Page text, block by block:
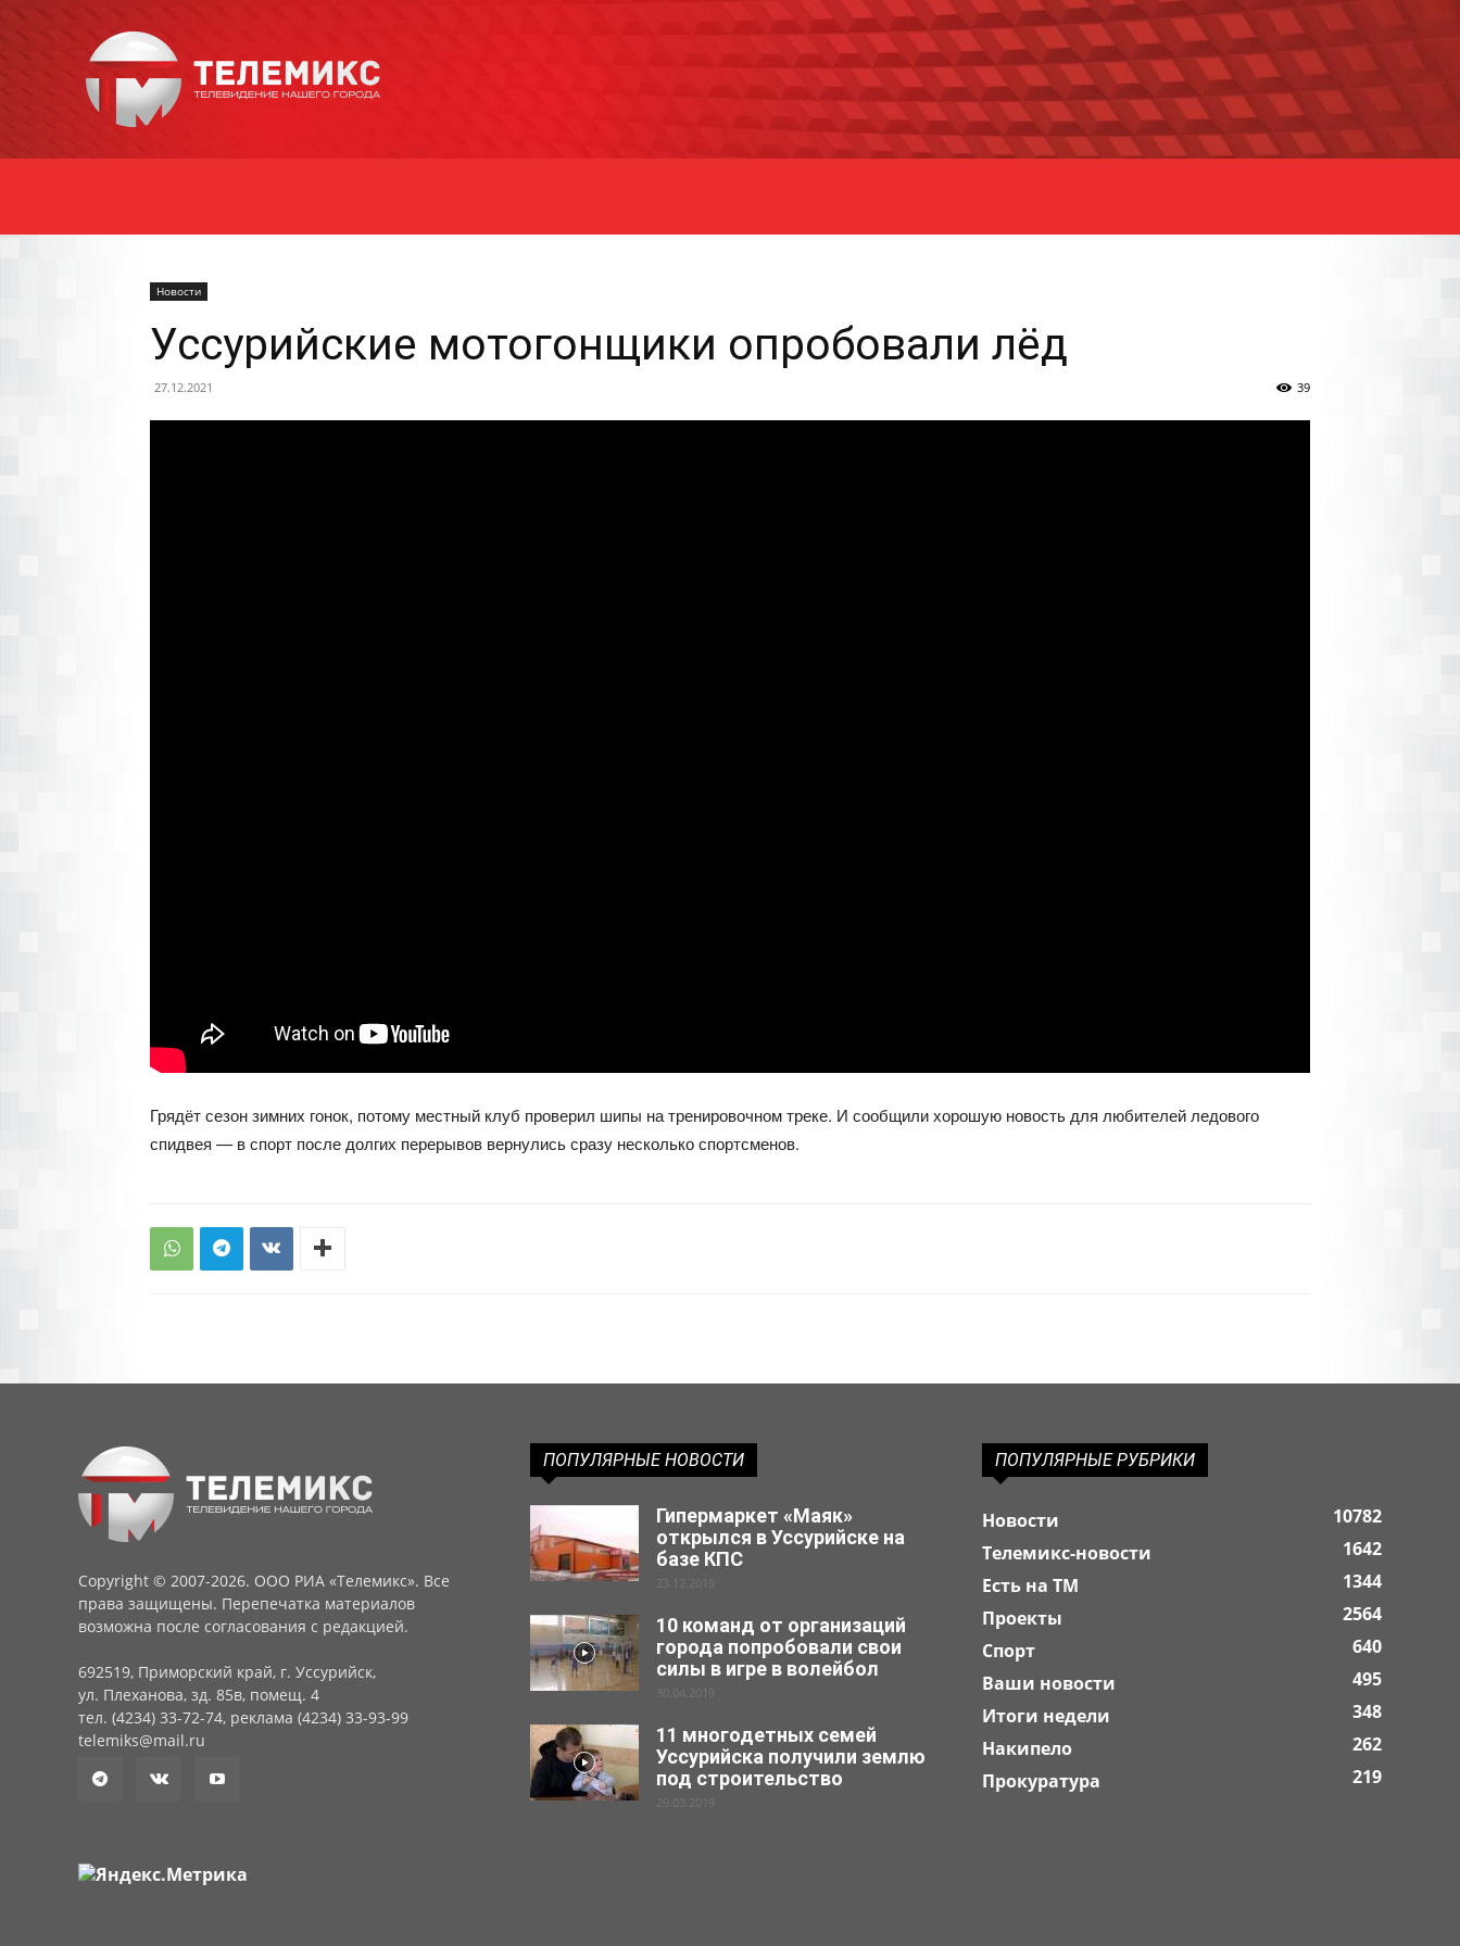
Уссурийска
Новости
Уссурийские мотогонщики опробовали лёд
27.12.2021 39
Грядёт сезон зимних гонок, потому местный клуб проверил шипы на тренировочном треке. И сообщили хорошую новость для любителей ледового
спидвея — в спорт после долгих перерывов вернулись сразу несколько спортсменов.
Copyright © 2007-2026. ООО РИА «Телемикс». Все
права защищены. Перепечатка материалов
возможна после согласования с редакцией.
692519, Приморский край, г. Уссурийск,
ул. Плеханова, зд. 85в, помещ. 4
тел. (4234) 33-72-74, реклама (4234) 33-93-99
telemiks@mail.ru
ПОПУЛЯРНЫЕ НОВОСТИ
Гипермаркет «Маяк»
открылся в Уссурийске на
базе КПС
23.12.2019
10 команд от организаций
города попробовали свои
силы в игре в волейбол
30.04.2019
11 многодетных семей
Уссурийска получили землю
под строительство
29.03.2019
ПОПУЛЯРНЫЕ РУБРИКИ
Новости
10782
Телемикс-новости
1642
Есть на ТМ
1344
Проекты
2564
Спорт
640
Ваши новости
495
Итоги недели
348
Накипело
262
Прокуратура
219